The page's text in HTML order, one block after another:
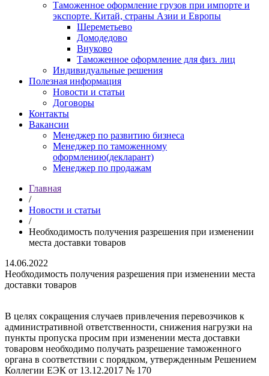
Таможенное оформление грузов при импорте и
экспорте. Китай, страны Азии и Европы
Шереметьево
Домодедово
Внуково
Таможенное оформление для физ. лиц
Индивидуальные решения
Полезная информация
Новости и статьи
Договоры
Контакты
Вакансии
Менеджер по развитию бизнеса
Менеджер по таможенному
оформлению(декларант)
Менеджер по продажам
Главная
/
Новости и статьи
/
Необходимость получения разрешения при изменении
места доставки товаров
14.06.2022
Необходимость получения разрешения при изменении места
доставки товаров
В целях сокращения случаев привлечения перевозчиков к
административной ответственности, снижения нагрузки на
пункты пропуска просим при изменении места доставки
товаровм необходимо получать разрешение таможенного
органа в соответствии с порядком, утвержденным Решением
Коллегии ЕЭК от 13.12.2017 № 170